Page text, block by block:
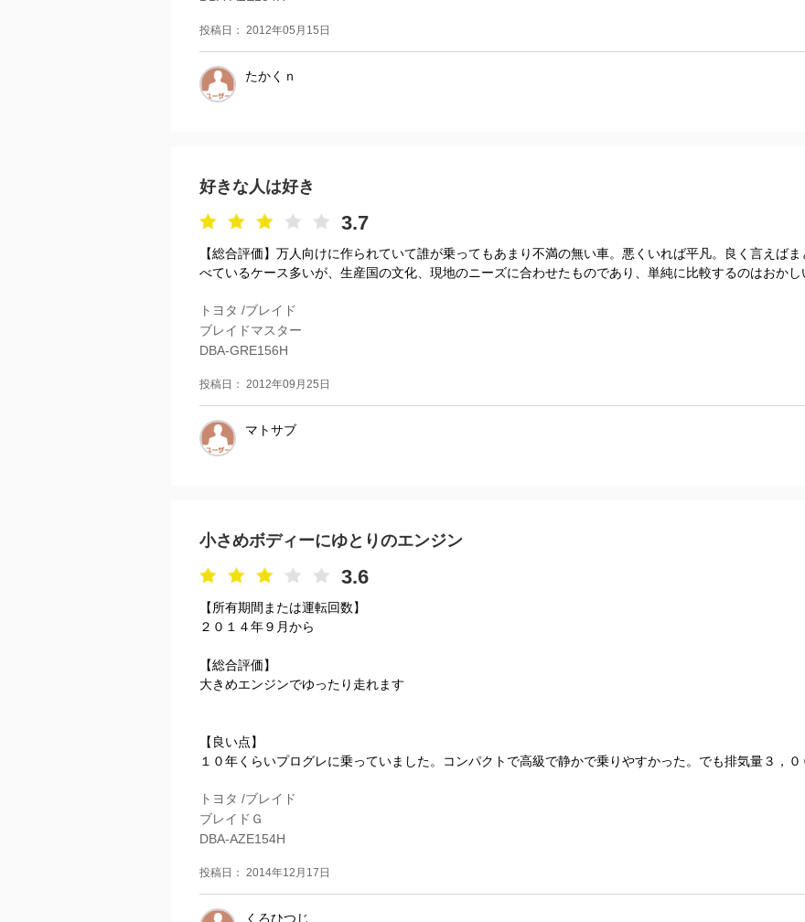
投稿日： 2012年05月15日
たかくｎ
好きな人は好き
3.7
【総合評価】万人向けに作られていて誰が乗ってもあまり不満の無い車。悪くいれば平凡。良く言えば
べているケース多いが、生産国の文化、現地のニーズに合わせたものであり、単純に比較するのはおかし
トヨタ /ブレイド
ブレイドマスター
DBA-GRE156H
投稿日： 2012年09月25日
マトサブ
小さめボディーにゆとりのエンジン
3.6
【所有期間または運転回数】
２０１４年９月から
【総合評価】
大きめエンジンでゆったり走れます
【良い点】
１０年くらいプログレに乗っていました。コンパクトで高級で静かで乗りやすかった。でも排気量３，０
トヨタ /ブレイド
ブレイドＧ
DBA-AZE154H
投稿日： 2014年12月17日
くろひつじ